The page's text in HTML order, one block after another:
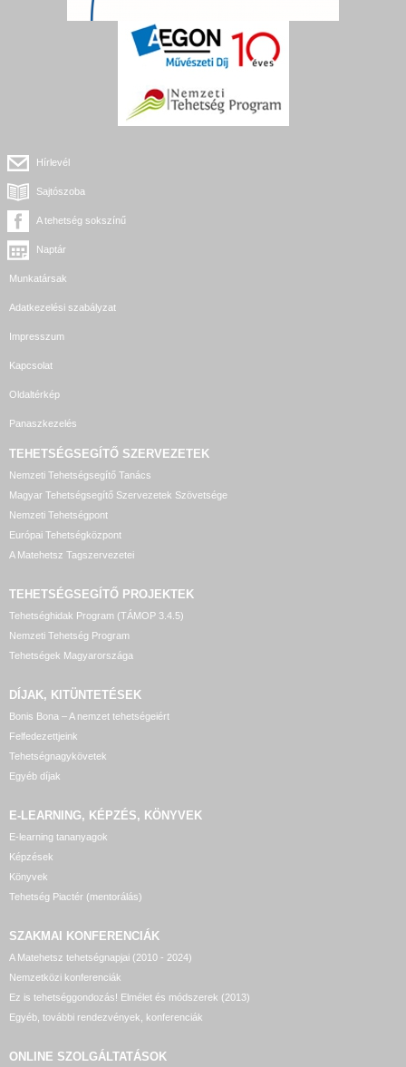
Hírlevél
Sajtószoba
A tehetség sokszínű
Naptár
Munkatársak
Adatkezelési szabályzat
Impresszum
Kapcsolat
Oldaltérkép
Panaszkezelés
TEHETSÉGSEGÍTŐ SZERVEZETEK
Nemzeti Tehetségsegítő Tanács
Magyar Tehetségsegítő Szervezetek Szövetsége
Nemzeti Tehetségpont
Európai Tehetségközpont
A Matehetsz Tagszervezetei
TEHETSÉGSEGÍTŐ PROJEKTEK
Tehetséghidak Program (TÁMOP 3.4.5)
Nemzeti Tehetség Program
Tehetségek Magyarországa
DÍJAK, KITÜNTETÉSEK
Bonis Bona – A nemzet tehetségeiért
Felfedezettjeink
Tehetségnagykövetek
Egyéb díjak
E-LEARNING, KÉPZÉS, KÖNYVEK
E-learning tananyagok
Képzések
Könyvek
Tehetség Piactér (mentorálás)
SZAKMAI KONFERENCIÁK
A Matehetsz tehetségnapjai (2010 - 2024)
Nemzetközi konferenciák
Ez is tehetséggondozás! Elmélet és módszerek (2013)
Egyéb, további rendezvények, konferenciák
ONLINE SZOLGÁLTATÁSOK